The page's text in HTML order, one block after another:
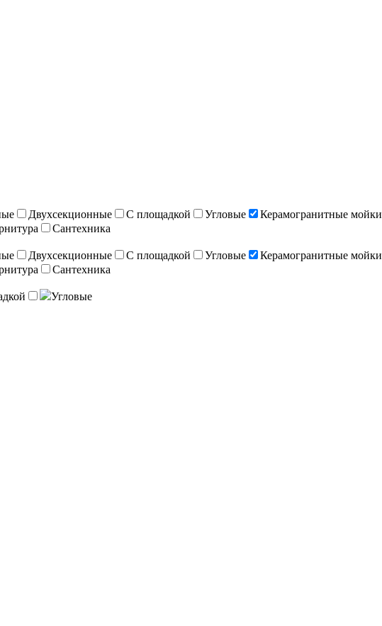
Двухсекционные С площадкой Угловые Керамогранитные мойки
Сантехника
Двухсекционные С площадкой Угловые Керамогранитные мойки
Сантехника
Угловые